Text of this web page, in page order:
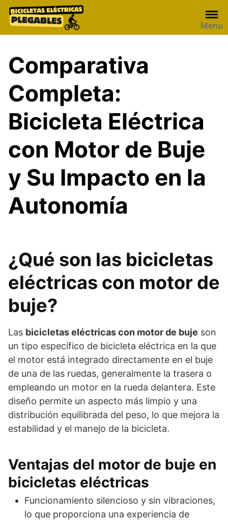
Skip
Menu
Comparativa
Completa:
Bicicleta Eléctrica
con Motor de Buje
y Su Impacto en la
Autonomía
¿Qué son las bicicletas
eléctricas con motor de
buje?
Las bicicletas eléctricas con motor de buje son
un tipo específico de bicicleta eléctrica en la que
el motor está integrado directamente en el buje
de una de las ruedas, generalmente la trasera o
empleando un motor en la rueda delantera. Este
diseño permite un aspecto más limpio y una
distribución equilibrada del peso, lo que mejora la
estabilidad y el manejo de la bicicleta.
Ventajas del motor de buje en
bicicletas eléctricas
Funcionamiento silencioso y sin vibraciones,
lo que proporciona una experiencia de